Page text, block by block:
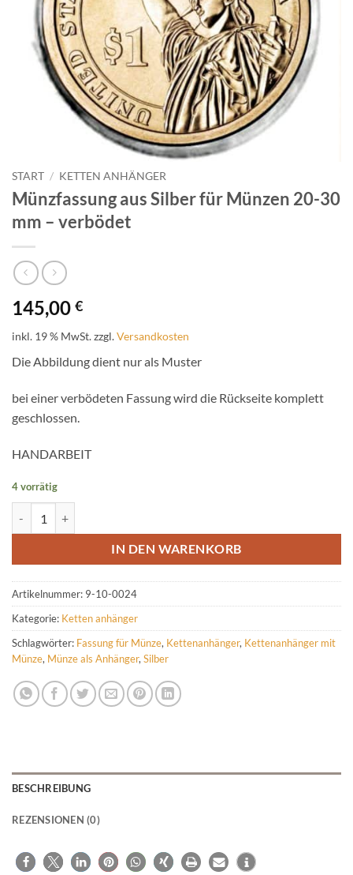
START / KETTEN ANHÄNGER
Münzfassung aus Silber für Münzen 20-30
mm – verbödet
145,00 €
inkl. 19 % MwSt.zzgl.Versandkosten
Die Abbildung dient nur als Muster
bei einer verbödeten Fassung wird die Rückseite komplett
geschlossen.
HANDARBEIT
4 vorrätig
IN DEN WARENKORB
Artikelnummer: 9-10-0024
Kategorie: Ketten anhänger
Schlagwörter: Fassung für Münze, Kettenanhänger, Kettenanhänger mit
Münze, Münze als Anhänger,Silber
BESCHREIBUNG
REZENSIONEN (0)